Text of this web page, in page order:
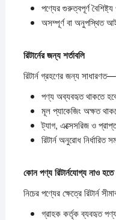
পণ্যের গুরুত্বপূর্ণ
অসম্পূর্ণ বা অনুপস্থিত
রিটার্নেরজন্যশর্তাবলি
রিটার্ন গ্রহণের জন্য সাধারণত—
পণ্য অব্যবহৃত থাকতে
মূল প্যাকেজিং অক্ষত
ট্যাগ, এক্সেসরিজ ও
রিটার্ন অনুরোধ নির্ধারিত
কোনপণ্যরিটার্নযোগ্যনাওহতে
নিচের পণ্যের ক্ষেত্রে রিটার্ন
গ্রাহক কর্তৃক ব্যবহৃত